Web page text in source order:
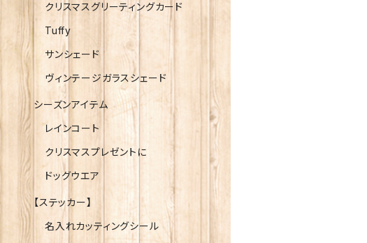
クリスマスグリーティングカード
Tuffy
サンシェード
ヴィンテージガラスシェード
シーズンアイテム
レインコート
クリスマスプレゼントに
ドッグウエア
【ステッカー】
名入れカッティングシール